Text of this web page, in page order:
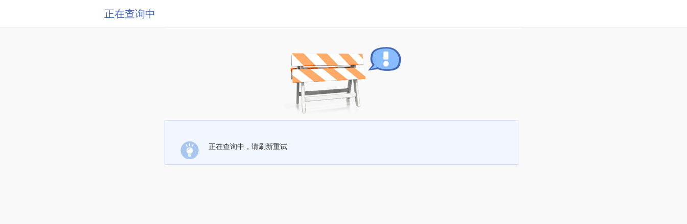
正在查询中
正在查询中，请刷新重试